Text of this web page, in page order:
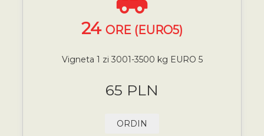
24 ORE (EURO5)
Vigneta 1 zi 3001-3500 kg EURO 5
65 PLN
ORDIN